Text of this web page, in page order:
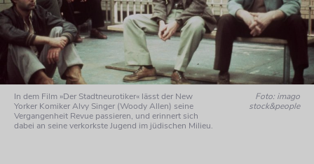
In dem Film »Der Stadtneurotiker« lässt der New
Yorker Komiker Alvy Singer (Woody Allen) seine
Vergangenheit Revue passieren, und erinnert sich
dabei an seine verkorkste Jugend im jüdischen Milieu.
Foto: imago
stock&people